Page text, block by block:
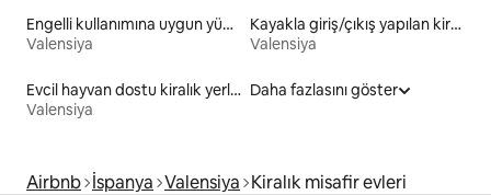
Engelli kullanımına uygun yükseklikte tuvaleti olan kiralık yerler
Valensiya
Kayakla giriş/çıkış yapılan kiralık yerler
Valensiya
Evcil hayvan dostu kiralık yerler
Valensiya
Daha fazlasını göster
Airbnb İspanya Valensiya Kiralık misafir evleri